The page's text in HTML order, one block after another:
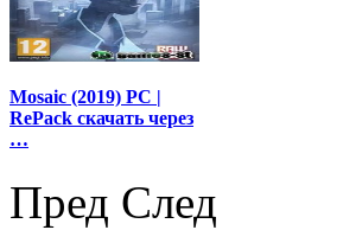
Mosaic (2019) PC |
RePack скачать через
…
Пред След